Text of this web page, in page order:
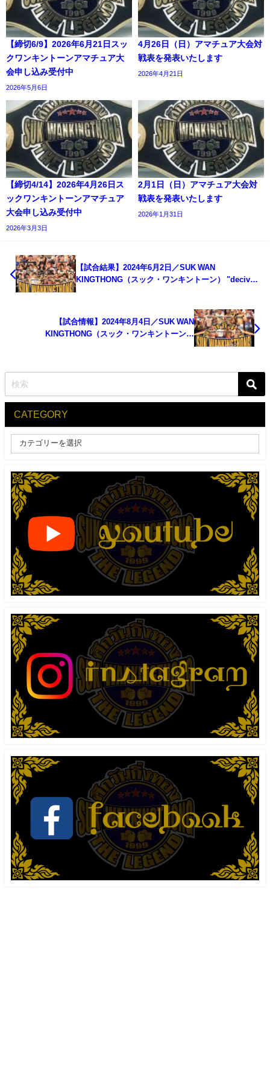
【締切6/9】2026年6月21日スッ
クワンキントーンアマチュア大
会申し込み受付中
2026年5月6日
4月26日（日）アマチュア大会対
戦表を発表いたします
2026年4月21日
【締切4/14】2026年4月26日ス
ックワンキントーンアマチュア
大会申し込み受付中
2026年3月3日
2月1日（日）アマチュア大会対
戦表を発表いたします
2026年1月31日
【試合結果】2024年6月2日／SUK WAN
KINGTHONG（スック・ワンキントーン） "decive
【試合情報】2024年8月4日／SUK WAN
KINGTHONG（スック・ワンキントーン）
CATEGORY